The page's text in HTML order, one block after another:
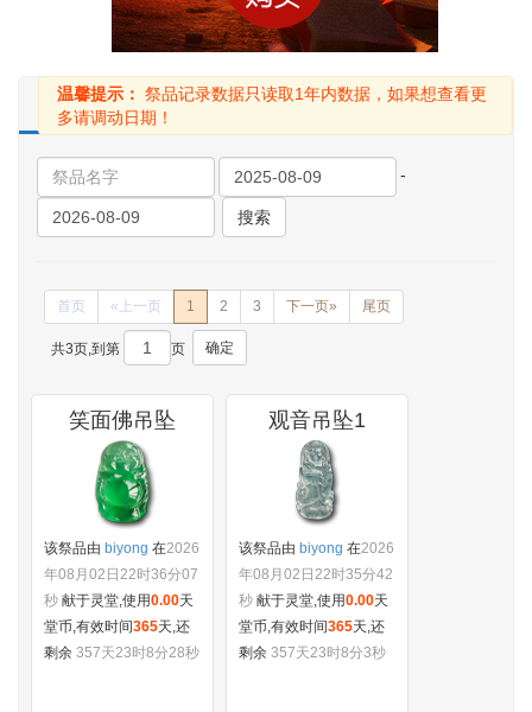
使用中 已过期 已删除
温馨提示：祭品记录数据只读取1年内数据，如果想查看更
«上一页 1 2
笑面佛吊坠
该祭品由 biyong在2026
年08月02日22时36分07
秒献于灵堂,使用0.00天
堂币,有效时间365天,还
观音吊坠1
该祭品由 biyong在2026
年08月02日22时35分42
秒献于灵堂,使用0.00天
堂币,有效时间365天,还